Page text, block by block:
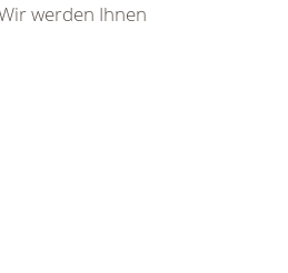
werden Ihnen